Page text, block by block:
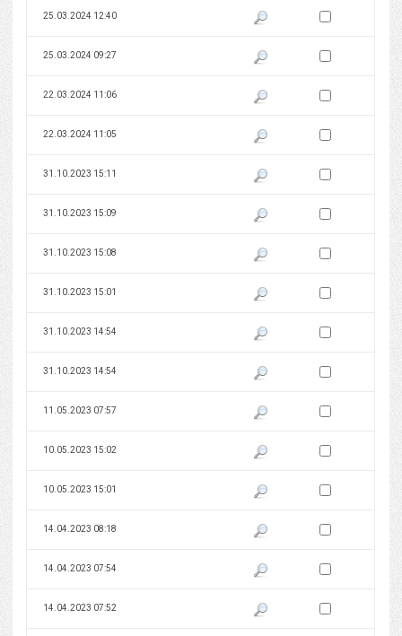
25.03.2024 12:40 Pokaż podgląd wersji z dnia
Zaznacz wersję do
25.03.2024 09:27 Pokaż podgląd wersji z dnia
Zaznacz wersję do
22.03.2024 11:06 Pokaż podgląd wersji z dnia
Zaznacz wersję do
22.03.2024 11:05 Pokaż podgląd wersji z dnia
Zaznacz wersję do
31.10.2023 15:11 Pokaż podgląd wersji z dnia
Zaznacz wersję do
31.10.2023 15:09 Pokaż podgląd wersji z dnia
Zaznacz wersję do
31.10.2023 15:08 Pokaż podgląd wersji z dnia
Zaznacz wersję do
31.10.2023 15:01 Pokaż podgląd wersji z dnia
Zaznacz wersję do
31.10.2023 14:54 Pokaż podgląd wersji z dnia
Zaznacz wersję do
31.10.2023 14:54 Pokaż podgląd wersji z dnia
Zaznacz wersję do
11.05.2023 07:57 Pokaż podgląd wersji z dnia
Zaznacz wersję do
10.05.2023 15:02 Pokaż podgląd wersji z dnia
Zaznacz wersję do
10.05.2023 15:01 Pokaż podgląd wersji z dnia
Zaznacz wersję do
14.04.2023 08:18 Pokaż podgląd wersji z dnia
Zaznacz wersję do
14.04.2023 07:54 Pokaż podgląd wersji z dnia
Zaznacz wersję do
14.04.2023 07:52 Pokaż podgląd wersji z dnia
Zaznacz wersję do